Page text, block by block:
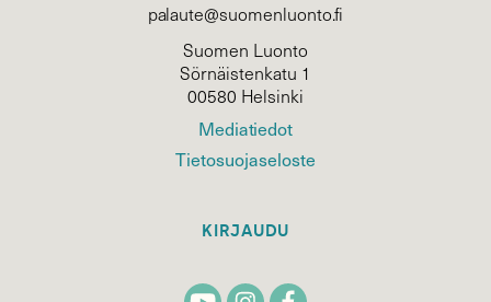
palaute@suomenluonto.fi
Suomen Luonto
Sörnäistenkatu 1
00580 Helsinki
Mediatiedot
Tietosuojaseloste
KIRJAUDU